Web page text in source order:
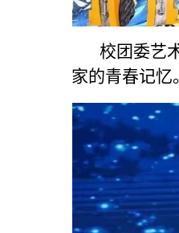
校团委艺术
家的青春记忆。